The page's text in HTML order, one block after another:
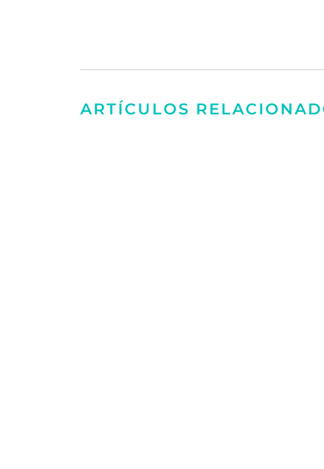
ARTÍCULOS